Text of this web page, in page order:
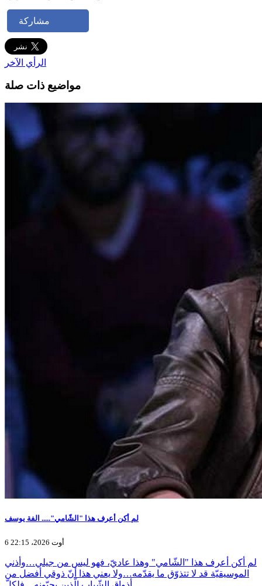
مشاركة
الرأي الآخر
مواضيع ذات صلة
لم أكن أعرف هذا "الشّامي"..... الفة يوسف
6 أوت 2026، 22:15
لم أكن أعرف هذا "الشّامي" وهذا عاديّ، فهو ليس من جيلي…وأذني
الموسيقيّة قد لا تتذوّق ما يقدّمه…ولا يعني هذا أنّ ذوقي أفضل من